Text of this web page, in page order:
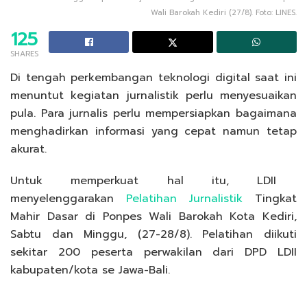
Wali Barokah Kediri (27/8). Foto: LINES.
125
SHARES
Di tengah perkembangan teknologi digital saat ini
menuntut kegiatan jurnalistik perlu menyesuaikan
pula. Para jurnalis perlu mempersiapkan bagaimana
menghadirkan informasi yang cepat namun tetap
akurat.
Untuk memperkuat hal itu, LDII
menyelenggarakan Pelatihan Jurnalistik Tingkat
Mahir Dasar di Ponpes Wali Barokah Kota Kediri,
Sabtu dan Minggu, (27-28/8). Pelatihan diikuti
sekitar 200 peserta perwakilan dari DPD LDII
kabupaten/kota se Jawa-Bali.